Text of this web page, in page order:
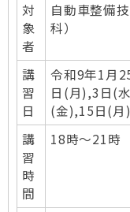
対
象
者
自動車整備
科）
講
習
日
令和9年1月
日(月),3日(
(金),15日(月)
講
習
時
間
18時～21時